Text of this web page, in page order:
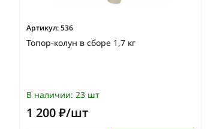
Артикул:536
Топор-колун в сборе 1,7 кг
В наличии: 23 шт
1 200 ₽/шт